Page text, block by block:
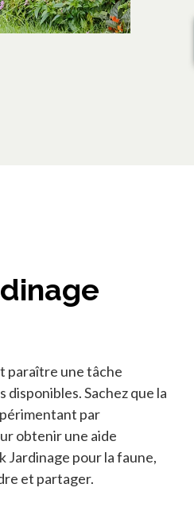
paraître une tâche
Sachez que la
par
obtenir une aide
pour la faune,
et partager.